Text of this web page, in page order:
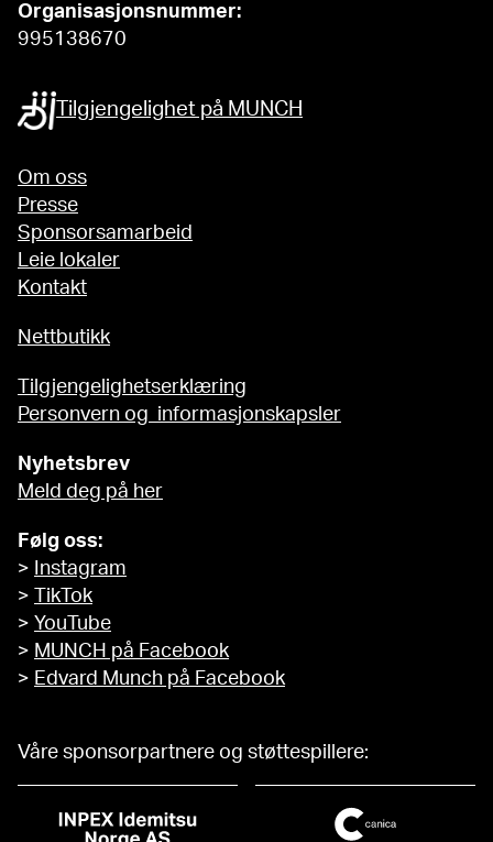
Organisasjonsnummer:
995138670
Tilgjengelighet på MUNCH
Om oss
Presse
Sponsorsamarbeid
Leie lokaler
Kontakt
Nettbutikk
Tilgjengelighetserklæring
Personvern og informasjonskapsler
Nyhetsbrev
Meld deg på her
Følg oss:
>
Instagram
>
TikTok
> YouTube
> MUNCH på Facebook
> Edvard Munch på Facebook
Våre sponsorpartnere og støttespillere: